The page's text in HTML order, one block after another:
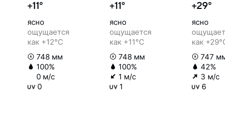
+11°
ясно
ощущается
как +12°C
748 мм
100%
0 м/с
0
+11°
ясно
ощущается
как +11°C
748 мм
100%
1 м/с
1
+29°
ясно
как
747
42%
3 м/с
6